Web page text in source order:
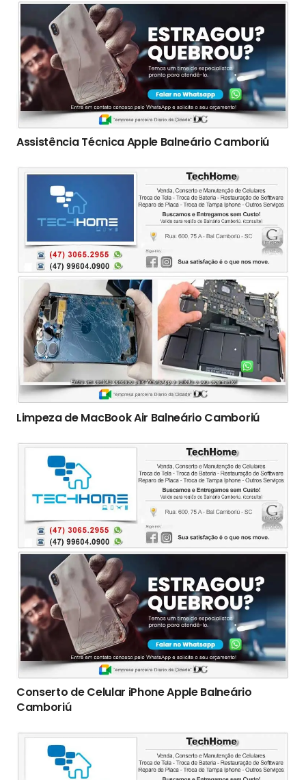
Assistência Técnica Apple Balneário Camboriú
Limpeza de MacBook Air Balneário Camboriú
Conserto de Celular iPhone Apple Balneário
Camboriú